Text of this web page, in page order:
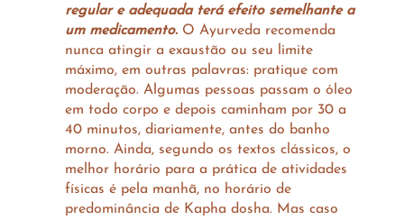
regular e adequada terá efeito semelhante a
um medicamento. O Ayurveda recomenda
nunca atingir a exaustão ou seu limite
máximo, em outras palavras: pratique com
moderação. Algumas pessoas passam o óleo
em todo corpo e depois caminham por 30 a
40 minutos, diariamente, antes do banho
morno. Ainda, segundo os textos clássicos, o
melhor horário para a prática de atividades
físicas é pela manhã, no horário de
predominância de Kapha dosha. Mas caso